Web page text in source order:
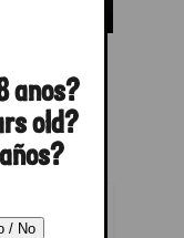
na
anos?
old?